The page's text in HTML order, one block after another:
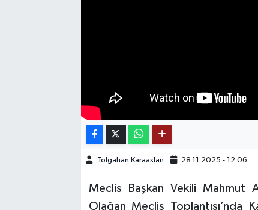
Tolgahan Karaaslan 28.11.2025 - 12:06
Meclis Başkan Vekili Mahmut
Olağan Meclis Toplantısı’nda
KÜLTÜR SANAT